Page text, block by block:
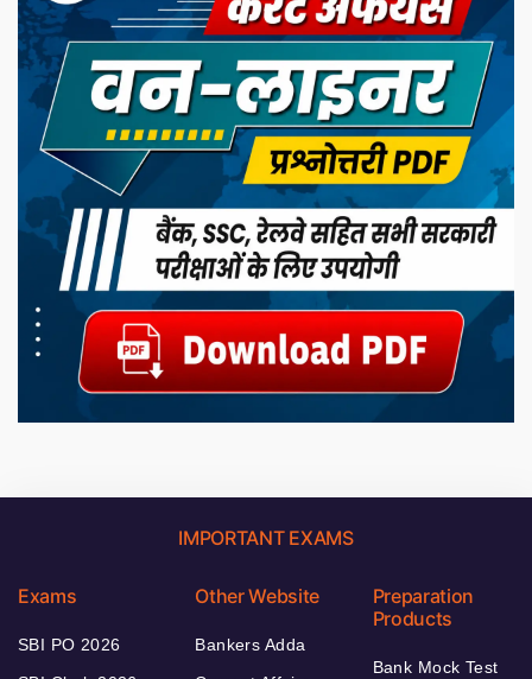
IMPORTANT EXAMS
Exams
SBI PO 2026
Other Website
Bankers Adda
Preparation
Products
Bank Mock Test